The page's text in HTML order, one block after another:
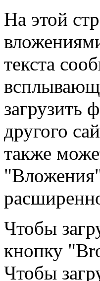
На этой
текста
загрузить
другого
также
Чтобы
кнопку
Чтобы